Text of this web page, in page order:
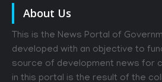
About Us
This is the News Portal of
developed with an objective to
source of development news for
in this portal is the result of the